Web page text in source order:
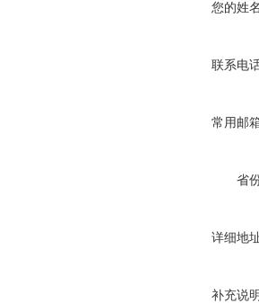
您的姓
联系电
常用邮
省
详细地
补充说